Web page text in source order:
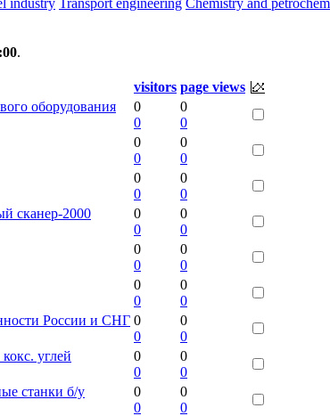
.
visitors page views
оборудования
0
0
0
0
0
0
0
0
0
0
0
0
сканер-2000
0
0
0
0
0
0
0
0
0
0
0
0
России и СНГ 0
0
0
0
углей
0
0
0
0
станки б/у
0
0
0
0